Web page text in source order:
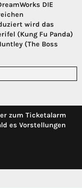
DIE
wird das
(Kung Fu Panda)
(The Boss
zum Ticketalarm
es Vorstellungen